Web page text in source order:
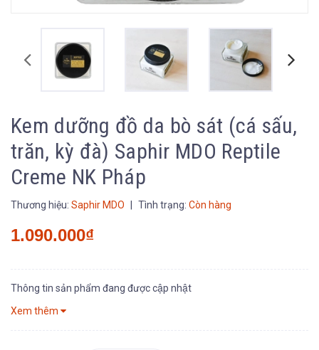
Kem dưỡng đồ da bò sát (cá sấu,
trăn, kỳ đà) Saphir MDO Reptile
Creme NK Pháp
Thương hiệu: Saphir MDO Tình trạng: Còn hàng
1.090.000₫
Thông tin sản phẩm đang được cập nhật
Xem thêm